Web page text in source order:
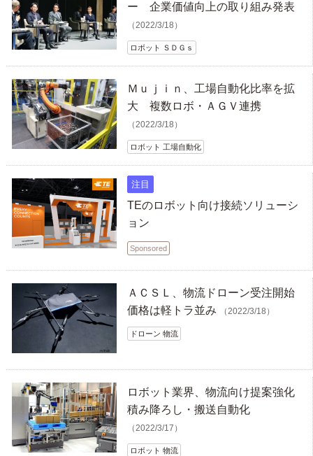
ー 企業価値向上の取り組み発表
（2022/3/18）
ロボット ＳＤＧｓ
Ｍｕｊｉｎ、工場自動化比率を拡
大 複数ロボ・ＡＧＶ連携
（2022/3/18）
ロボット 工場自動化
注目
TEのロボット向け接続ソリューシ
ョン
Sponsored
ＡＣＳＬ、物流ドローン受注開始
価格は軽トラ並み
（2022/3/18）
ドローン 物流
ロボット業界、物流向け提案強化
積み降ろし・搬送自動化
（2022/3/17）
ロボット 物流